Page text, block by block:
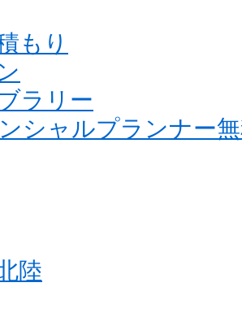
もり
ラリー
シャルプランナー
陸